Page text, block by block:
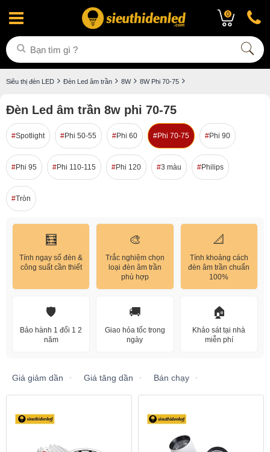
0
Siêu thị đèn LED Đèn Led âm trần 8W 8W Phi 70-75
Đèn Led âm trần 8w phi 70-75
Spotlight Phi 50-55 Phi 60 Phi 70-75 Phi 90
Phi 95 Phi 110-115 Phi 120 3 màu Philips
Tròn
🧮
Tính ngay số đèn &
công suất cần thiết
🎨
Trắc nghiệm chọn
loại đèn âm trần
phù hợp
📐
Tính khoảng cách
đèn âm trần chuẩn
100%
🛡️
Bảo hành 1 đổi 1 2
năm
🚚
Giao hỏa tốc trong
ngày
🏠
Khảo sát tại nhà
miễn phí
Giá giảm dần Giá tăng dần Bán chạy